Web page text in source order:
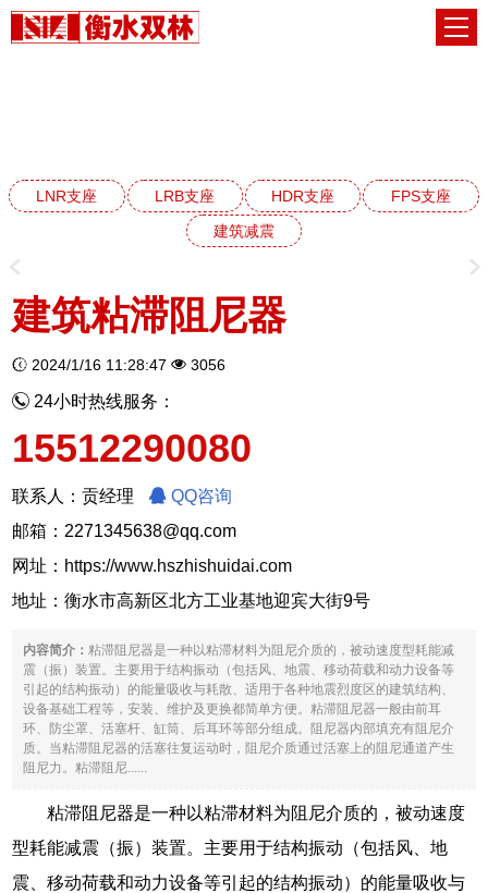
LNR支座 LRB支座 HDR支座
FPS支座
建筑减震
建筑粘滞阻尼器
2024/1/16 11:28:47 3056
24小时热线服务：
15512290080
联系人：贡经理
QQ咨询
邮箱：2271345638@qq.com
网址： https://www.hszhishuidai.com
地址：衡水市高新区北方工业基地迎宾大街9号
内容简介： 粘滞阻尼器是一种以粘滞材料为阻尼介质的，被动速度型耗能减
震（振）装置。主要用于结构振动（包括风、地震、移动荷载和动力设备等
引起的结构振动）的能量吸收与耗散、适用于各种地震烈度区的建筑结构、
设备基础工程等，安装、维护及更换都简单方便。粘滞阻尼器一般由前耳
环、防尘罩、活塞杆、缸筒、后耳环等部分组成。阻尼器内部填充有阻尼介
质。当粘滞阻尼器的活塞往复运动时，阻尼介质通过活塞上的阻尼通道产生
阻尼力。粘滞阻尼......
粘滞阻尼器是一种以粘滞材料为阻尼介质的，被动速度
型耗能减震（振）装置。主要用于结构振动（包括风、地
震、移动荷载和动力设备等引起的结构振动）的能量吸收与